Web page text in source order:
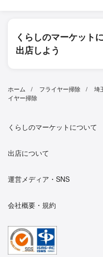
くらしのマーケットに
出店しよう
ホーム フライヤー掃除 埼
イヤー掃除
くらしのマーケットについて
出店について
運営メディア・SNS
会社概要・規約